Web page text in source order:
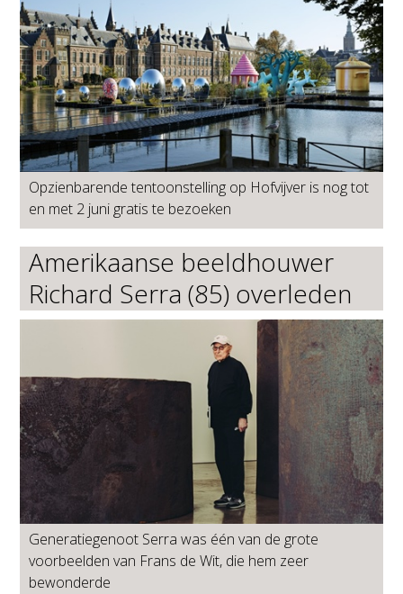
Opzienbarende tentoonstelling op Hofvijver is nog tot
en met 2 juni gratis te bezoeken
Amerikaanse beeldhouwer
Richard Serra (85) overleden
Generatiegenoot Serra was één van de grote
voorbeelden van Frans de Wit, die hem zeer
bewonderde